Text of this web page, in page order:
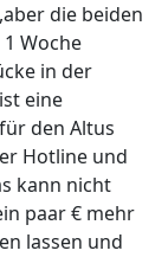
die beiden
Woche
in der
eine
den Altus
Hotline und
kann nicht
paar € mehr
lassen und